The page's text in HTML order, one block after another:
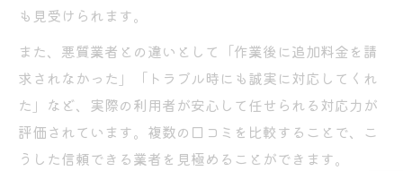
も見受けられます。
また、悪質業者との違いとして「作業後に追加料金を請
求されなかった」「トラブル時にも誠実に対応してくれ
た」など、実際の利用者が安心して任せられる対応力が
評価されています。複数の口コミを比較することで、こ
うした信頼できる業者を見極めることができます。